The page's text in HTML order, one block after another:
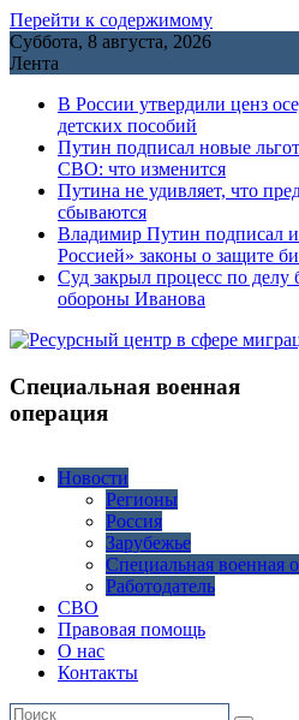
Перейти к содержимому
Суббота, 8 августа, 2026
Лента
В России утвердили ценз
детских пособий
Путин подписал новые
СВО: что изменится
Путина не удивляет, что
сбываются
Владимир Путин подписал
Россией» законы о защите
Cуд закрыл процесс по
обороны Иванова
Специальная военная
операция
Новости
Регионы
Россия
Зарубежье
Специальная военная
Работодатель
СВО
Правовая помощь
О нас
Контакты